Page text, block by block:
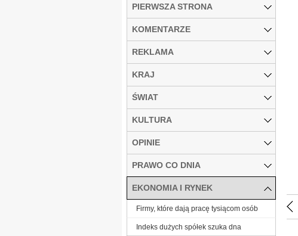
PIERWSZA STRONA
KOMENTARZE
REKLAMA
KRAJ
ŚWIAT
KULTURA
OPINIE
PRAWO CO DNIA
EKONOMIA I RYNEK
Firmy, które dają pracę tysiącom osób
Indeks dużych spółek szuka dna